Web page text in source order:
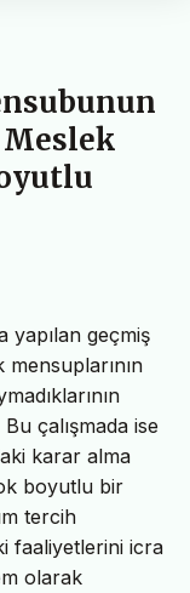
Meslek
yapılan geçmiş
mensuplarının
çalışmada ise
karar alma
boyutlu bir
tercih
faaliyetlerini icra
olarak